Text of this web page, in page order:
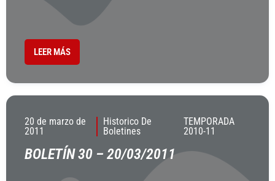
LEER MÁS
20 de marzo de
2011
Historico De
Boletines
TEMPORADA
2010-11
BOLETÍN 30 – 20/03/2011